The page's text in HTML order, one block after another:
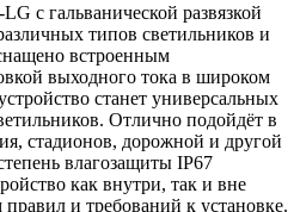
с гальванической развязкой
типов светильников и
встроенным
выходного тока в широком
станет универсальных
Отлично подойдёт в
стадионов, дорожной и другой
влагозащиты IP67
как внутри, так и вне
и требований к установке.